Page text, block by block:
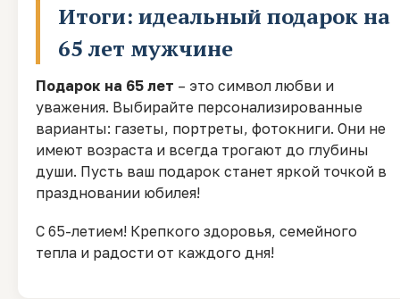
Итоги: идеальный подарок на
65 лет мужчине
Подарок на 65 лет – это символ любви и
уважения. Выбирайте персонализированные
варианты: газеты, портреты, фотокниги. Они не
имеют возраста и всегда трогают до глубины
души. Пусть ваш подарок станет яркой точкой в
праздновании юбилея!
С 65-летием! Крепкого здоровья, семейного
тепла и радости от каждого дня!